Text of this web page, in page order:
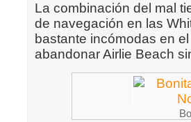
La combinación del mal
de navegación en las
bastante incómodas en
abandonar Airlie Beach